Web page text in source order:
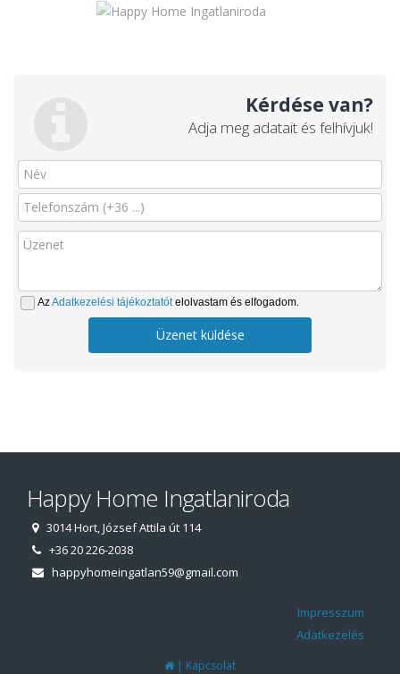
Kérdése van?
Adja meg adatait és felhívjuk!
AzAdatkezelési tájékoztatótelolvastam és elfogadom.
Üzenet küldése
Happy Home Ingatlaniroda
3014 Hort, József Attila út 114
+36 20 226-2038
happyhomeingatlan59@gmail.com
Impresszum
Adatkezelés
| Kapcsolat